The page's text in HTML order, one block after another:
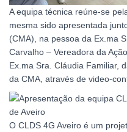
A equipa técnica reúne-se
mesma sido apresentada
(CMA), na pessoa da Ex.ma
Carvalho – Vereadora da
Ex.ma Sra. Cláudia Familiar,
da CMA, através de video-
O CLDS 4G Aveiro é um